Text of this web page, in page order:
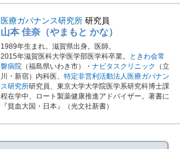
医療ガバナンス研究所研究員
山本 佳奈（やまもと かな）
1989年生まれ。滋賀県出身。医師。
2015年滋賀医科大学医学部医学科卒業。
ときわ会常
磐病院（福島県いわき市）・ ナビタスクリニック
（立
川・新宿）内科医、 特定非営利活動法人医療ガバナン
ス研究所研究員、東京大学大学院医学系研究科博士課
程在学中、ロート製薬健康推進アドバイザー。著書に
『貧血大国・日本』（光文社新書）